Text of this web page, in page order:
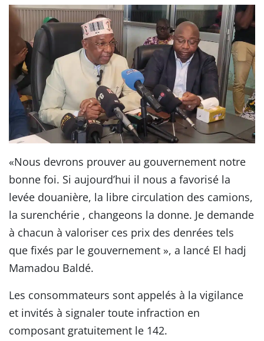
«Nous devrons prouver au gouvernement notre
bonne foi. Si aujourd’hui il nous a favorisé la
levée douanière, la libre circulation des camions,
la surenchérie , changeons la donne. Je demande
à chacun à valoriser ces prix des denrées tels
que fixés par le gouvernement », a lancé El hadj
Mamadou Baldé.
Les consommateurs sont appelés à la vigilance
et invités à signaler toute infraction en
composant gratuitement le 142.